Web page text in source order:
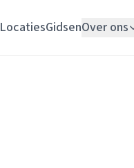
LocatiesGidsenOver ons